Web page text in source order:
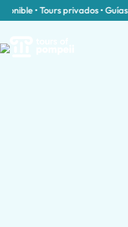
• Tours privados • Guías